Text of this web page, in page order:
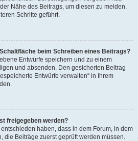
Nähe des Beitrags, um diesen zu melden.
Schritte geführt.
beim Schreiben eines Beitrags?
Entwürfe speichern und zu einem
und absenden. Den gesicherten Beitrag
Entwürfe verwalten“ in Ihrem
freigegeben werden?
haben, dass in dem Forum, in dem
die Beiträge zuerst geprüft werden müssen.